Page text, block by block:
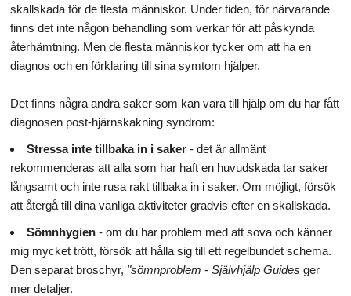
skallskada för de flesta människor. Under tiden, för närvarande
finns det inte någon behandling som verkar för att påskynda
återhämtning. Men de flesta människor tycker om att ha en
diagnos och en förklaring till sina symtom hjälper.
Det finns några andra saker som kan vara till hjälp om du har fått
diagnosen post-hjärnskakning syndrom:
Stressa inte tillbaka in i saker - det är allmänt
rekommenderas att alla som har haft en huvudskada tar saker
långsamt och inte rusa rakt tillbaka in i saker. Om möjligt, försök
att återgå till dina vanliga aktiviteter gradvis efter en skallskada.
Sömnhygien - om du har problem med att sova och känner
mig mycket trött, försök att hålla sig till ett regelbundet schema.
Den separat broschyr, "sömnproblem - Självhjälp Guides ger
mer detaljer.